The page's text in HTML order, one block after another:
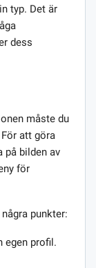
typ. Det är
dess
måste du
att göra
på bilden av
för
punkter:
egen profil.